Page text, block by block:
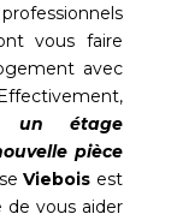
vous faire
avec
un étage
pièce
Viebois est
de vous aider